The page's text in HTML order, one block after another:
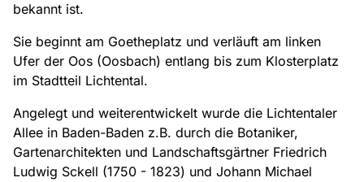
bekannt ist.
Sie beginnt am Goetheplatz und verläuft am linken
Ufer der Oos (Oosbach) entlang bis zum Klosterplatz
im Stadtteil Lichtental.
Angelegt und weiterentwickelt wurde die Lichtentaler
Allee in Baden-Baden z.B. durch die Botaniker,
Gartenarchitekten und Landschaftsgärtner Friedrich
Ludwig Sckell (1750 - 1823) und Johann Michael